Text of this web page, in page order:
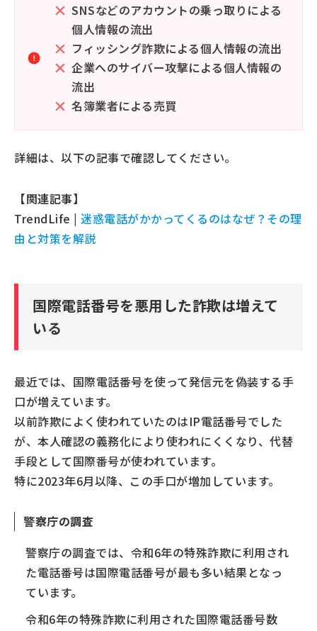
SNSなどのアカウントの乗っ取りによる
個人情報の流出
フィッシング詐欺による個人情報の流出
企業へのサイバー攻撃による個人情報の
流出
名簿業者による売買
詳細は、以下の記事で確認してください。
【関連記事】
TrendLife | 迷惑電話がかかってくるのはなぜ？その理
由と対策を解説
国際電話番号を悪用した詐欺は増えて
いる
最近では、国際電話番号を使って発信元を偽装する手
口が増えています。
以前詐欺によく使われていたのはIP電話番号でした
が、本人確認の義務化により使われにくくなり、代替
手段として国際番号が使われています。
特に2023年6月以降、この手口が増加しています。
警察庁の調査
警察庁の調査では、令和6年の特殊詐欺に利用され
た電話番号は国際電話番号が最も多い結果となっ
ています。
令和6年の特殊詐欺に利用された国際電話番号数